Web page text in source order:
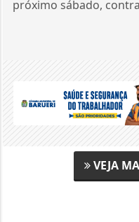
próximo sábado,
VEJA